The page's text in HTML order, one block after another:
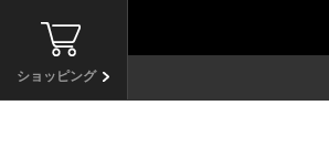
ショッピング